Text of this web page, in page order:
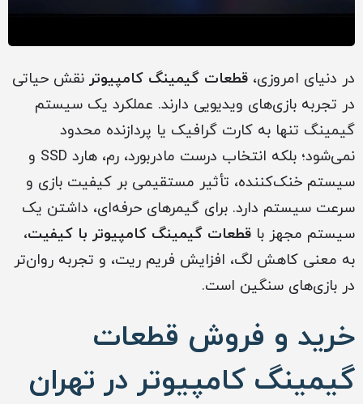
در دنیای امروزی، قطعات گیمینگ کامپیوتر نقش حیاتی
در تجربه بازی‌های ویدیویی دارند. عملکرد یک سیستم
گیمینگ تنها به کارت گرافیک یا پردازنده محدود
نمی‌شود؛ بلکه انتخاب درست مادربورد، رم، هارد SSD و
سیستم خنک‌کننده، تأثیر مستقیمی بر کیفیت بازی و
سرعت سیستم دارد. برای گیمرهای حرفه‌ای، داشتن یک
سیستم مجهز با قطعات گیمینگ کامپیوتر با کیفیت،
به معنی کاهش لگ، افزایش فریم ریت، و تجربه روان‌تر
در بازی‌های سنگین است.
خرید و فروش قطعات
گیمینگ کامپیوتر در تهران